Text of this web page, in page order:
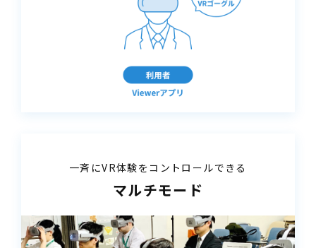
一斉にVR体験をコントロールできる
マルチモード